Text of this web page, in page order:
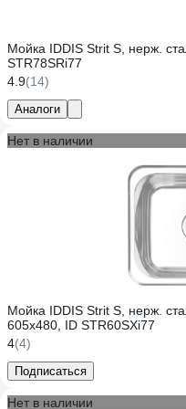
Мойка IDDIS Strit S, нерж.
STR78SRi77
4.9(14)
Аналоги
Нет в наличии
Мойка IDDIS Strit S, нерж.
605х480, ID STR60SXi77
4(4)
Подписаться
Нет в наличии